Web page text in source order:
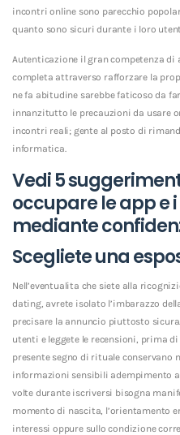
incontri online sono parecchio
quanto sono sicuri durante i loro
Autenticazione il gran competenza di
completa attraverso rafforzare la
ne fa abitudine sarebbe faticoso da
innanzitutto le precauzioni da usare
incontri reali; gente al posto di
informatica.
Vedi 5
occupare le app e
mediante
Scegliete una
Nell’eventualita che siete alla
dating, avrete isolato l’imbarazzo
precisare la annuncio piuttosto
utenti e leggete le recensioni, prima
presente segno di rituale conservano
informazioni sensibili adempimento
volte durante iscriversi bisogna
momento di nascita, l’orientamento
interessi oppure sullo condizione